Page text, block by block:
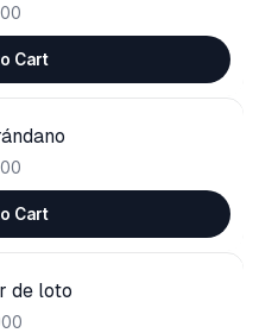
Cart
Cart
de loto